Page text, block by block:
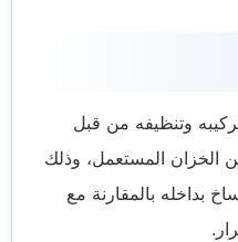
وتنظيفه من قبل
الخزان المستعمل، وذلك
بداخله بالمقارنة مع